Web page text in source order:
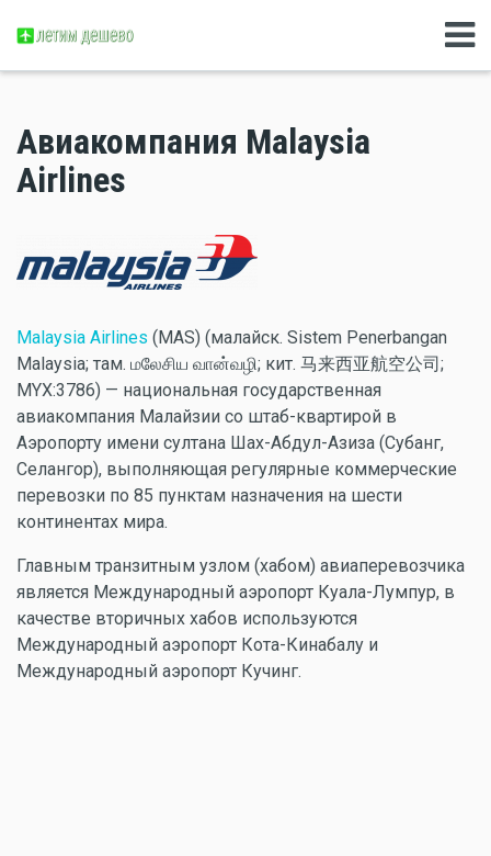
Авиакомпания Malaysia
Airlines
Malaysia Airlines (MAS) (малайск. Sistem Penerbangan
Malaysia; там. மலேசிய வான்வழி; кит. 马来西亚航空公司;
MYX:3786) — национальная государственная
авиакомпания Малайзии со штаб-квартирой в
Аэропорту имени султана Шах-Абдул-Азиза (Субанг,
Селангор), выполняющая регулярные коммерческие
перевозки по 85 пунктам назначения на шести
континентах мира.
Главным транзитным узлом (хабом) авиаперевозчика
является Международный аэропорт Куала-Лумпур, в
качестве вторичных хабов используются
Международный аэропорт Кота-Кинабалу и
Международный аэропорт Кучинг.